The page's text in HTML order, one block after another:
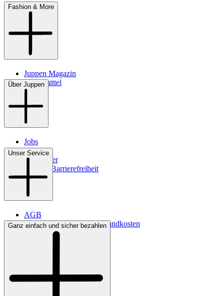
Fashion & More
Juppen Magazin
Pflegemittel
Über Juppen
Jobs
Filialen
Newsletter
Digitale Barrierefreiheit
Unser Service
AGB
Lieferbedingungen & Versandkosten
Bezahlung
Ganz einfach und sicher bezahlen